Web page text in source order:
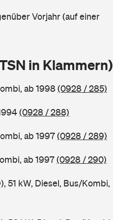
Vorjahr (auf einer
in Klammern)
ab 1998(0928 / 285)
(0928 / 288)
ab 1997(0928 / 289)
ab 1997(0928 / 290)
51 kW, Diesel, Bus/Kombi,